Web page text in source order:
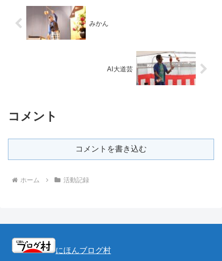
みかん
AI大道芸
コメント
コメントを書き込む
ホーム 活動記録
にほんブログ村